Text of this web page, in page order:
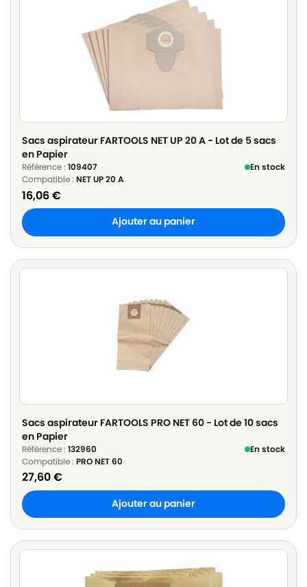
Sacs aspirateur FARTOOLS NET UP 20 A - Lot de 5 sacs
en Papier
Référence : 109407
En stock
Compatible : NET UP 20 A
16,06€
Ajouter au panier
Sacs aspirateur FARTOOLS PRO NET 60 - Lot de 10 sacs
en Papier
Référence : 132960
En stock
Compatible : PRO NET 60
27,60€
Ajouter au panier